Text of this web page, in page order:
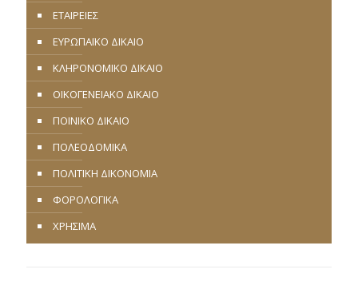
ΕΤΑΙΡΕΙΕΣ
ΕΥΡΩΠΑΪΚΟ ΔΙΚΑΙΟ
ΚΛΗΡΟΝΟΜΙΚΟ ΔΙΚΑΙΟ
ΟΙΚΟΓΕΝΕΙΑΚΟ ΔΙΚΑΙΟ
ΠΟΙΝΙΚΟ ΔΙΚΑΙΟ
ΠΟΛΕΟΔΟΜΙΚΑ
ΠΟΛΙΤΙΚΗ ΔΙΚΟΝΟΜΙΑ
ΦΟΡΟΛΟΓΙΚΑ
ΧΡΗΣΙΜΑ